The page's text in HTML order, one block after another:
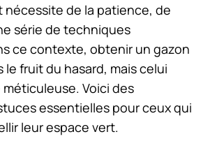
nécessite de la patience, de
série de techniques
ce contexte, obtenir un gazon
le fruit du hasard, mais celui
Voici des
essentielles pour ceux qui
leur espace vert.